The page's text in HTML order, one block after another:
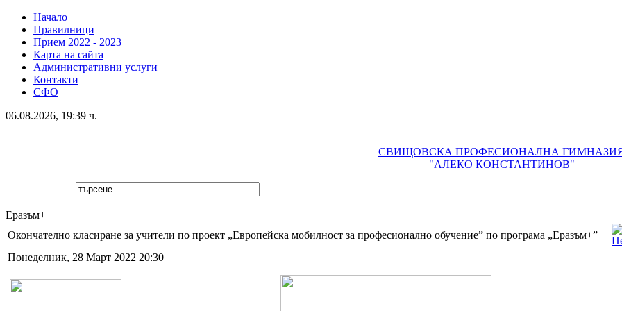
Начало
Правилници
Прием 2022 - 2023
Карта на сайта
Административни услуги
Контакти
СФО
06.08.2026, 19:39 ч.
СВИЩОВСКА ПРОФЕСИОНАЛНА
"АЛЕКО КОНСТАНТИНОВ"
Еразъм+
Окончателно класиране за учители по проект „Европейска мобилност за професионално обучение” по програма „Еразъм+”
Понеделник, 28 Март 2022 20:30